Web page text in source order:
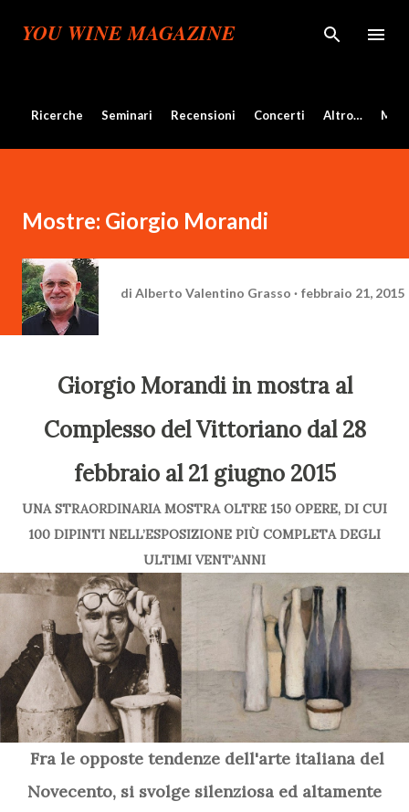
Passa ai contenuti principali
YOU WINE MAGAZINE
Ricerche Seminari Recensioni Concerti Altro…
Mostre: Giorgio Morandi
di Alberto Valentino Grasso febbraio 21, 2015
Giorgio Morandi in mostra al
Complesso del Vittoriano dal 28
febbraio al 21 giugno 2015
UNA STRAORDINARIA MOSTRA OLTRE 150 OPERE, DI CUI
100 DIPINTI NELL’ESPOSIZIONE PIÙ COMPLETA DEGLI
ULTIMI VENT’ANNI
Fra le opposte tendenze dell'arte italiana del
Novecento, si svolge silenziosa ed altamente